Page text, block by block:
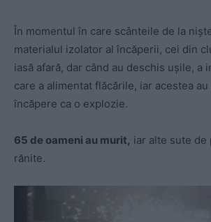
În momentul în care scânteile de la
materialul izolator al încăperii, cei din
iasă afară, dar când au deschis ușile, a
care a alimentat flăcările, iar acestea
încăpere ca o explozie.
65 de oameni au murit, iar alte sute de
rănite.